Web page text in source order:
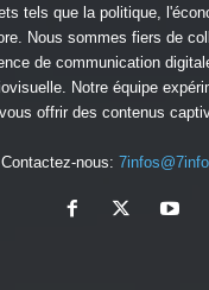
tels que la politique,
Nous sommes fiers de
de communication
Notre équipe
offrir des contenus
Contactez-nous: